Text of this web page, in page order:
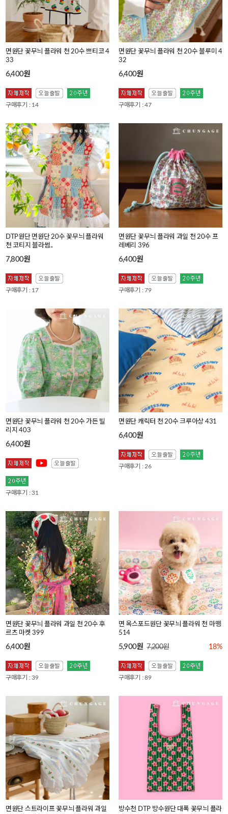
면원단 꽃무늬 플라워 천 20수 쁘티코 4
33
6,400원
구매후기 : 14
면원단 꽃무늬 플라워 천 20수 블루미 4
32
6,400원
구매후기 : 47
DTP원단 면원단 20수 꽃무늬 플라워
천 코티지 블라썸..
7,800원
구매후기 : 17
면원단 꽃무늬 플라워 과일 천 20수 프
레베리 396
6,400원
구매후기 : 79
면원단 꽃무늬 플라워 천 20수 가든 빌
리지 403
6,400원
구매후기 : 31
면원단 캐릭터 천 20수 크루아상 431
6,400원
구매후기 : 26
면원단 꽃무늬 플라워 과일 천 20수 후
르츠 마켓 399
6,400원
구매후기 : 39
면 옥스포드원단 꽃무늬 플라워 천 마뗑
514
5,900원 7,200원 18%
구매후기 : 89
면원단 스트라이프 꽃무늬 플라워 과일
방수천 DTP 방수원단 대폭 꽃무늬 플라